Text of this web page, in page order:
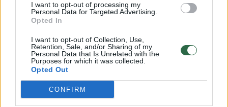
I want to opt-out of processing my
Personal Data for Targeted Advertising.
Opted In
I want to opt-out of Collection, Use,
Retention, Sale, and/or Sharing of my
Personal Data that Is Unrelated with the
Purposes for which it was collected.
Opted Out
CONFIRM
prisiminimais apie Kazimierą Prunskienę
Žinios | Lietuvos diena